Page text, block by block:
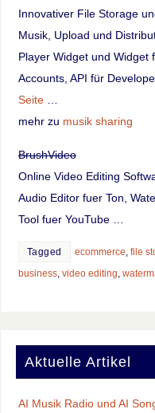
Innovativer File Storage
Musik, Upload und
Player Widget und Widget
Accounts, API für
Seite…
mehr zu musik sharing
BrushVideo
Online Video Editing
Audio Editor fuer Ton,
Tool fuer YouTube …
Tagged ecommerce, file
business, video editing,
Aktuelle Artikel
AI Musik Radio und AI